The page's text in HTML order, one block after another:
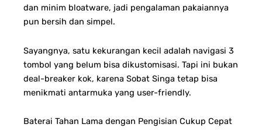
dan minim bloatware, jadi pengalaman pakaiannya
pun bersih dan simpel.
Sayangnya, satu kekurangan kecil adalah navigasi 3
tombol yang belum bisa dikustomisasi. Tapi ini bukan
deal-breaker kok, karena Sobat Singa tetap bisa
menikmati antarmuka yang user-friendly.
Baterai Tahan Lama dengan Pengisian Cukup Cepat